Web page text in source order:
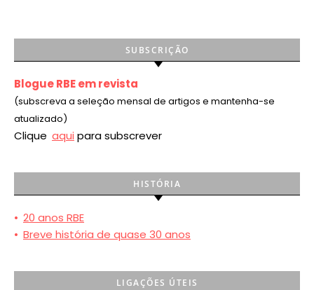
SUBSCRIÇÃO
Blogue RBE em revista
(subscreva a seleção mensal de artigos e mantenha-se
atualizado)
Clique aqui para subscrever
HISTÓRIA
• 20 anos RBE
• Breve história de quase 30 anos
LIGAÇÕES ÚTEIS